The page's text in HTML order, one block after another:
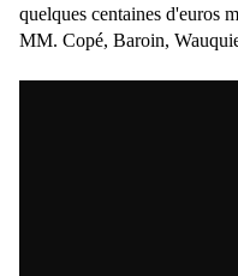
quelques centaines d'euros
MM. Copé, Baroin,